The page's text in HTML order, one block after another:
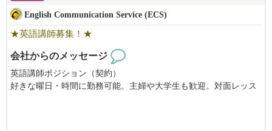
※ラーメン、しゃぶしゃぶ、うどん、焼き鳥の業態経験のある方
※ビザ代を負担して欲しい方
※90万円以上の月給を希望の方
※これからの大成長を共に進めたい方
※アメリカで1番の飲食店を作りたい方
※アメリカに日本の食文化を広めたい方
※生きた英語を学びたい方
店があり、
丁寧なカウンセリングと高いサービス品質を大切にしているた
め、
サロンです。
「Japanese Head Spa」は特に人気が高く、
他サロンと差別化できる技術として学ぶことができます。
English Communication Service (ECS)
★英語講師募集！★
会社からのメッセージ
英語講師ポジション（契約）
好きな曜日・時間に勤務可能。主婦や大学生も歓迎。対面レッス